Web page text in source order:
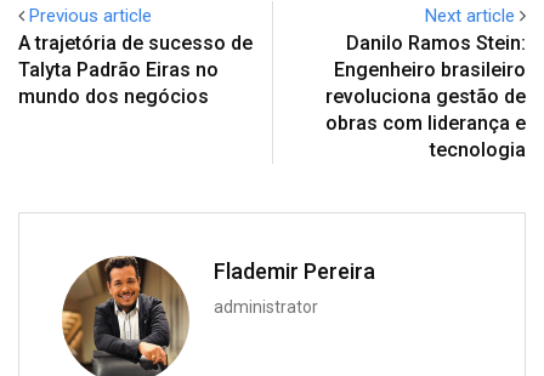
Previous article
A trajetória de sucesso de
Talyta Padrão Eiras no
mundo dos negócios
Next article
Danilo Ramos Stein:
Engenheiro brasileiro
revoluciona gestão de
obras com liderança e
tecnologia
Flademir Pereira
administrator